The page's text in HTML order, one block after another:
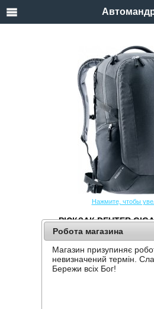
Нажмите, чтобы
РЮКЗАК DEUTER
Производитель: Deuter
Код товара:Gigant EL
Снят с производства
Робота магазина
Магазин призупиняє
невизначений термін.
Бережи всіх Бог!